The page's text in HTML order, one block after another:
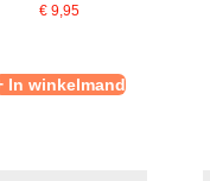
€ 9,95
In winkelmand